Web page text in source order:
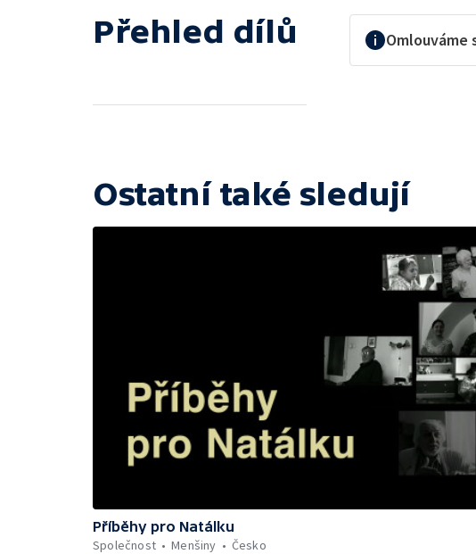
Přehled dílů
Ostatní také sledují
Příběhy pro Natálku
Společnost
Menšiny Česko